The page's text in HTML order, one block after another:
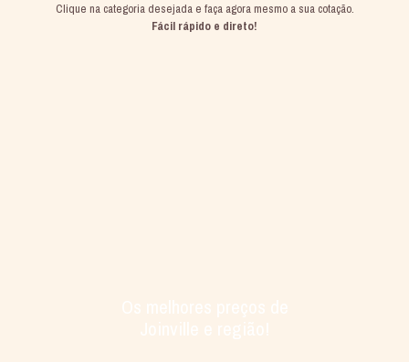
Clique na categoria desejada e faça agora mesmo a sua cotação.
Fácil rápido e direto!